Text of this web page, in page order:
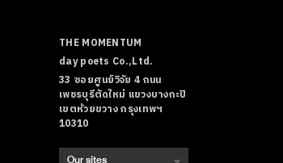
THE MOMENTUM
day poets Co.,Ltd.
33 ซอยศูนย์วิจัย 4 ถนน
เพชรบุรีตัดใหม่ แขวงบางกะปิ
เขตห้วยขวาง กรุงเทพฯ
10310